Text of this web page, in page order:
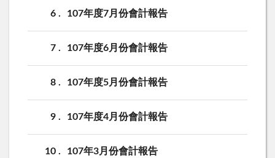
6 107年度7月份會計報告
7 107年度6月份會計報告
8 107年度5月份會計報告
9 107年度4月份會計報告
10 107年3月份會計報告